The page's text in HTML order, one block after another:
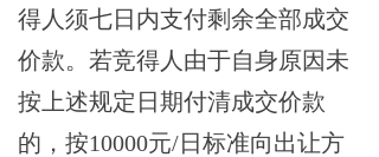
得人须七日内支付剩余全部成交
价款。若竞得人由于自身原因未
按上述规定日期付清成交价款
的，按10000元/日标准向出让方